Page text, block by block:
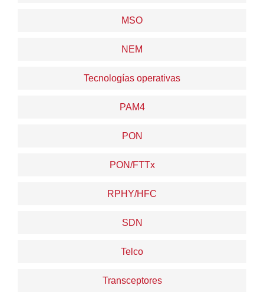
MSO
NEM
Tecnologías operativas
PAM4
PON
PON/FTTx
RPHY/HFC
SDN
Telco
Transceptores